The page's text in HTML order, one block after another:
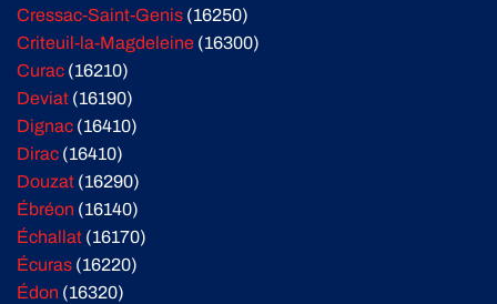
Cressac-Saint-Genis (16250)
Criteuil-la-Magdeleine (16300)
Curac (16210)
Deviat (16190)
Dignac (16410)
Dirac (16410)
Douzat (16290)
Ébréon (16140)
Échallat (16170)
Écuras (16220)
Édon (16320)